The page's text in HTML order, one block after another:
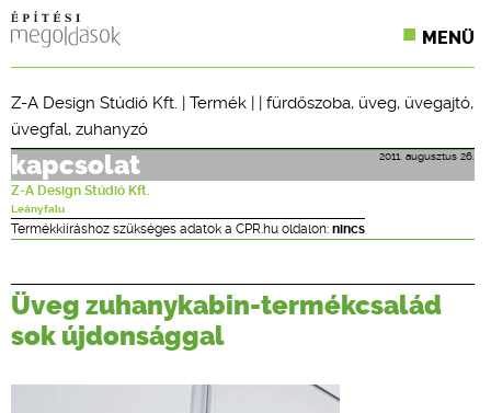
MENÜ
CPR TERMÉKKIÍRÁS
ÉPÍTÉSI JOG
ONLINE KÉPZÉSEK
TERVEZÉSI SEGÉDLETEK
Z-A Design Stúdió Kft. | Termék | | fürdőszoba, üveg, üvegajtó,
üvegfal, zuhanyzó
2011. augusztus 26.
kapcsolat
Z-A Design Stúdió Kft.
Leányfalu
Termékkiíráshoz szükséges adatok a CPR.hu oldalon: nincs
Üveg zuhanykabin-termékcsalád
sok újdonsággal